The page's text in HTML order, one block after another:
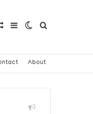
Random Article
SidebarSwitch skin
Search for
About